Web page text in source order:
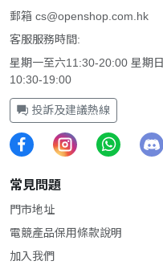
郵箱 cs@openshop.com.hk
客服服務時間:
星期一至六11:30-20:00 星期日
10:30-19:00
投訴及建議熱線
常見問題
門市地址
電競產品保用條款說明
加入我們